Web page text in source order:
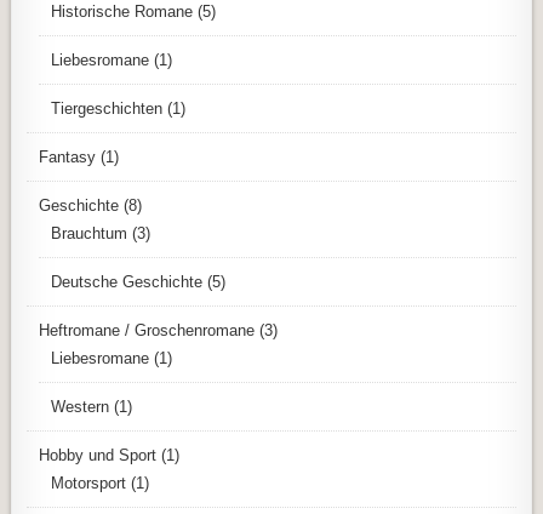
Historische Romane (5)
Liebesromane (1)
Tiergeschichten (1)
Fantasy (1)
Geschichte (8)
Brauchtum (3)
Deutsche Geschichte (5)
Heftromane / Groschenromane (3)
Liebesromane (1)
Western (1)
Hobby und Sport (1)
Motorsport (1)